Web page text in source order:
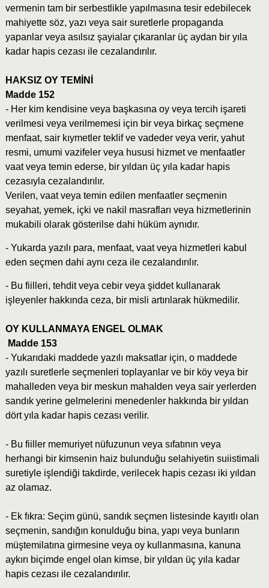
vermenin tam bir serbestlikle yapılmasına tesir edebilecek
mahiyette söz, yazı veya sair suretlerle propaganda
yapanlar veya asılsız şayialar çıkaranlar üç aydan bir yıla
kadar hapis cezası ile cezalandırılır.
HAKSIZ OY TEMİNİ
Madde 152
- Her kim kendisine veya başkasına oy veya tercih işareti
verilmesi veya verilmemesi için bir veya birkaç seçmene
menfaat, sair kıymetler teklif ve vadeder veya verir, yahut
resmi, umumi vazifeler veya hususi hizmet ve menfaatler
vaat veya temin ederse, bir yıldan üç yıla kadar hapis
cezasıyla cezalandırılır.
Verilen, vaat veya temin edilen menfaatler seçmenin
seyahat, yemek, içki ve nakil masrafları veya hizmetlerinin
mukabili olarak gösterilse dahi hüküm aynıdır.
- Yukarda yazılı para, menfaat, vaat veya hizmetleri kabul
eden seçmen dahi aynı ceza ile cezalandırılır.
- Bu fiilleri, tehdit veya cebir veya şiddet kullanarak
işleyenler hakkında ceza, bir misli artırılarak hükmedilir.
OY KULLANMAYA ENGEL OLMAK
Madde 153
- Yukarıdaki maddede yazılı maksatlar için, o maddede
yazılı suretlerle seçmenleri toplayanlar ve bir köy veya bir
mahalleden veya bir meskun mahalden veya sair yerlerden
sandık yerine gelmelerini menedenler hakkında bir yıldan
dört yıla kadar hapis cezası verilir.
- Bu fiiller memuriyet nüfuzunun veya sıfatının veya
herhangi bir kimsenin haiz bulunduğu selahiyetin suiistimali
suretiyle işlendiği takdirde, verilecek hapis cezası iki yıldan
az olamaz.
- Ek fıkra: Seçim günü, sandık seçmen listesinde kayıtlı olan
seçmenin, sandığın konulduğu bina, yapı veya bunların
müştemilatına girmesine veya oy kullanmasına, kanuna
aykırı biçimde engel olan kimse, bir yıldan üç yıla kadar
hapis cezası ile cezalandırılır.